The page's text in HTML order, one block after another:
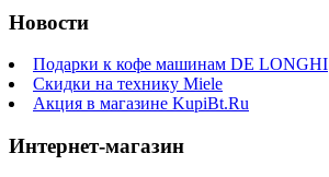
Новости
Подарки к кофе машинам DE LONGHI
Скидки на технику Miele
Акция в магазине KupiBt.Ru
Интернет-магазин